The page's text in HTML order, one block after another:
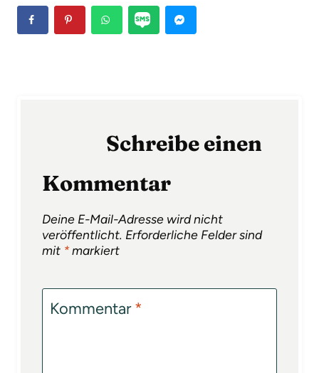
Schreibe einen
Kommentar
Deine E-Mail-Adresse wird nicht
veröffentlicht. Erforderliche Felder sind
mit *markiert
Kommentar*